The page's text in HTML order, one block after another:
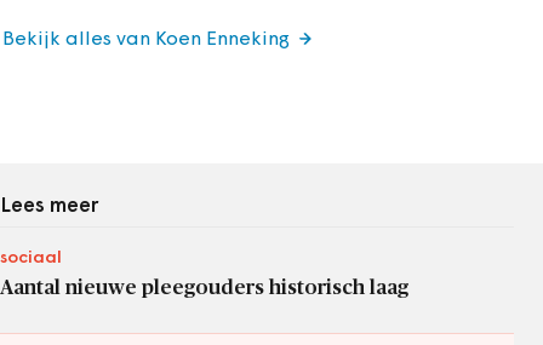
Bekijk alles van Koen Enneking
Lees meer
sociaal
Aantal nieuwe pleegouders historisch laag